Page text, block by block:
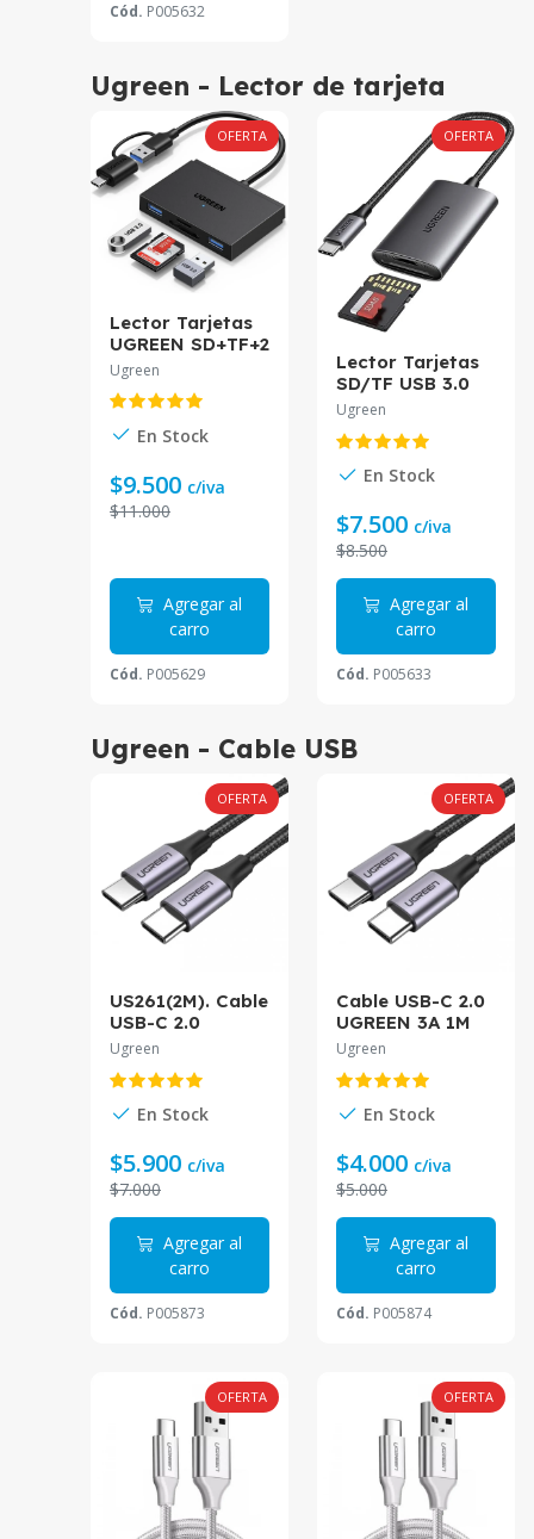
Cód. P005632
Ugreen - Lector de tarjeta
OFERTA
Lector Tarjetas
UGREEN SD+TF+2
USB-A 3.0 CM812
Ugreen
En Stock
$9.500 c/iva
$11.000
Agregar al
carro
Cód. P005629
OFERTA
Lector Tarjetas
SD/TF USB 3.0
UGREEN USB-C
Ugreen
En Stock
$7.500 c/iva
$8.500
Agregar al
carro
Cód. P005633
Ugreen - Cable USB
OFERTA
US261(2M). Cable
USB-C 2.0
UGREEN 2Mts. 3A
Mat Aluminio
Niquelado. Gris
Ugreen
En Stock
$5.900 c/iva
$7.000
Agregar al
carro
Cód. P005873
OFERTA
Cable USB-C 2.0
UGREEN 3A 1M
Aluminio Gris
Ugreen
En Stock
$4.000 c/iva
$5.000
Agregar al
carro
Cód. P005874
OFERTA OFERTA